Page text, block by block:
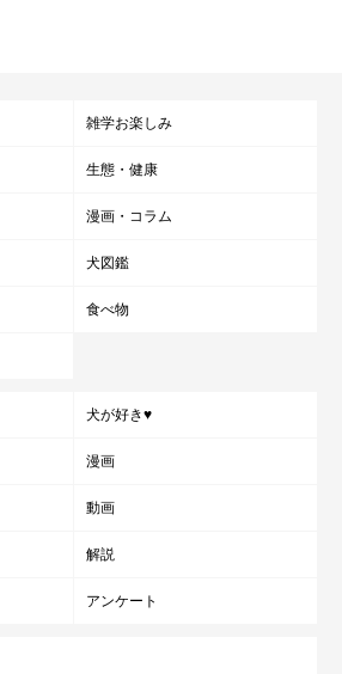
雑学お楽しみ
生態・健康
漫画・コラム
犬図鑑
食べ物
犬が好き♥
漫画
動画
解説
アンケート